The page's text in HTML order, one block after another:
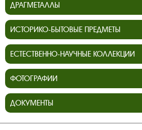
ДРАГМЕТАЛЛЫ
ИСТОРИКО-БЫТОВЫЕ ПРЕДМЕТЫ
ЕСТЕСТВЕННО-НАУЧНЫЕ КОЛЛЕКЦИИ
ФОТОГРАФИИ
ДОКУМЕНТЫ